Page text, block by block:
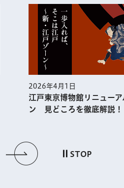
スライドを表示次のスライド
STOP
アルオープ
2026年3月1日
一人ひとり
世界で一番の